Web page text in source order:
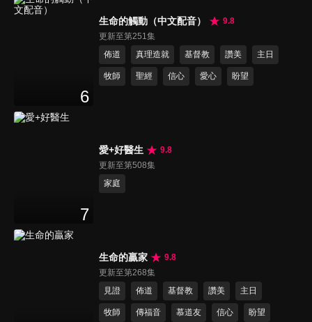
6
生命的觸動（中文配音）
9.8
更新至第251集
佈道
真理造就 基督教 讚美 主日
牧師 聖經 信心 愛心 盼望
7
愛+好醫生
9.8
更新至第508集
家庭
生命的贏家
9.8
更新至第268集
見證
佈道 基督教 讚美 主日
牧師 傳福音 慕道友 信心 盼望